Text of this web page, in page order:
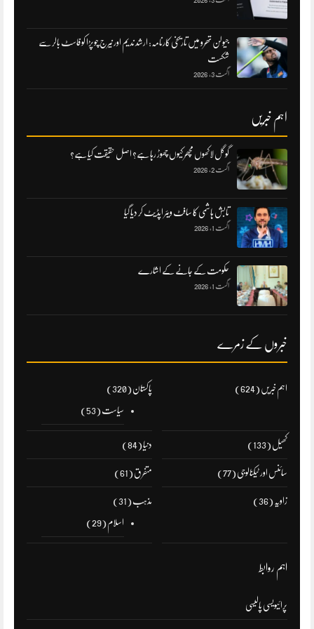
جیولن تھرو میں تاریخی کارنامہ: ارشد ندیم اور نیرج چوپڑا کو فاسٹ بالر سے
شکست
اگست 3, 2026
اہم خبریں
گوگل لاکھوں مچھر کیوں چھوڑ رہا ہے؟ اصل حقیقت کیا ہے؟
اگست 2, 2026
تابش ہاشمی کا سافٹ ویئر اپڈیٹ کر دیا گیا
اگست 1, 2026
حکومت کے جانے کے اشارے
اگست 1, 2026
خبروں کے زمرے
اہم خبریں(624) پاکستان(320)
سیاست(53)
کھیل(133) دنیا(84)
سائنس اور ٹیکنالوجی(77) متفرق(61)
زاویہ (36) مذہب(31)
اسلام (29)
اہم روابط
پرائیویسی پالیسی